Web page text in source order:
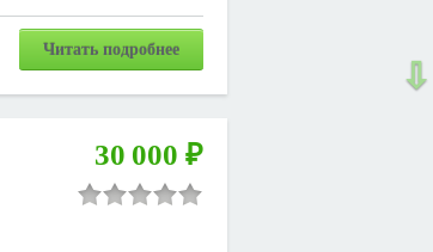
Читать подробнее
30 000 ₽
⇩